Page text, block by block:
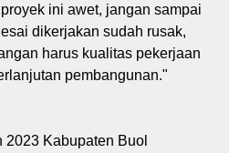
ini awet, jangan sampai
dikerjakan sudah rusak,
harus kualitas pekerjaan
pembangunan."
Kabupaten Buol